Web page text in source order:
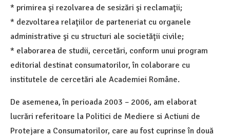
* primirea şi rezolvarea de sesizări şi reclamaţii;
* dezvoltarea relaţiilor de parteneriat cu organele
administrative şi cu structuri ale societăţii civile;
* elaborarea de studii, cercetări, conform unui program
editorial destinat consumatorilor, în colaborare cu
institutele de cercetări ale Academiei Române.
De asemenea, în perioada 2003 – 2006, am elaborat
lucrări referitoare la Politici de Mediere si Actiuni de
Protejare a Consumatorilor, care au fost cuprinse în două